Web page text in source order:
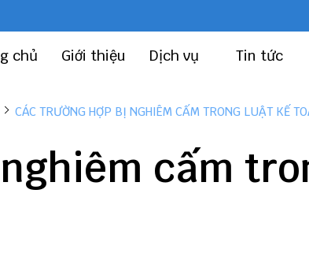
chủ Giới thiệu Dịch vụ Tin tức
CÁC TRƯỜNG HỢP BỊ NGHIÊM CẤM TRONG LUẬT KẾ
cấm